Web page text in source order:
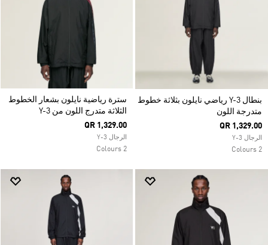
بنطال Y-3 رياضي نايلون بثلاثة خطوط
متدرجة اللون
QR 1,329.00
الرجال Y-3
2 Colours
سترة رياضية نايلون بشعار الخطوط
الثلاثة متدرج اللون من Y-3
QR 1,329.00
الرجال Y-3
2 Colours